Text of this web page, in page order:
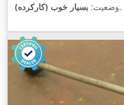
وضعیت: بسیار خوب (کارکرده) ,